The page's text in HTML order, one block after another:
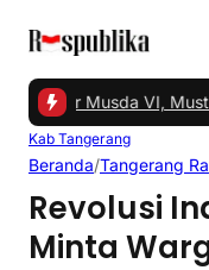
Gelar Musda VI,
Kab Tangerang
Beranda/Tangerang
Revolusi
Minta